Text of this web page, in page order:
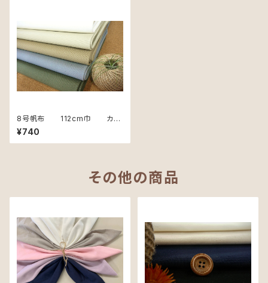
8号帆布 112cm巾 カッ
ト用 50cm単位
¥740
その他の商品